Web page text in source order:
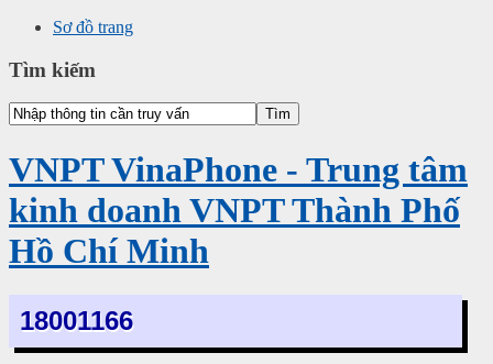
Sơ đồ trang
Tìm kiếm
VNPT VinaPhone - Trung tâm
kinh doanh VNPT Thành Phố
Hồ Chí Minh
18001166